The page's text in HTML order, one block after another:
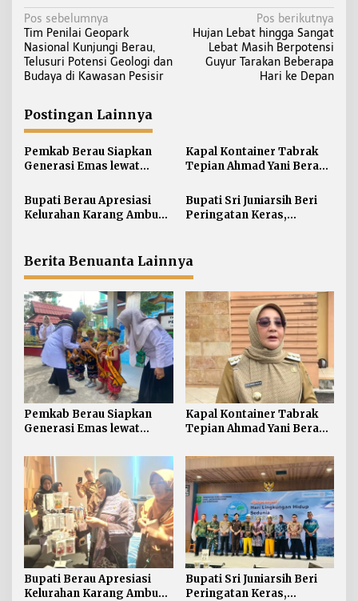
N
a
v
i
a
s
i
p
o
s
Pos sebelumnya
Tim Penilai Geopark
Nasional Kunjungi Berau,
Telusuri Potensi Geologi dan
Budaya di Kawasan Pesisir
Pos berikutnya
Hujan Lebat hingga Sangat
Lebat Masih Berpotensi
Guyur Tarakan Beberapa
Hari ke Depan
Postingan Lainnya
Pemkab Berau Siapkan
Generasi Emas lewat
Kapal Kontainer Tabrak
Tepian Ahmad Yani Berau
Buka Suara Soal Ganti Rugi
Bupati Berau Apresiasi
Kelurahan Karang Ambun
Bupati Sri Juniarsih Beri
Peringatan Keras,
Berita Benuanta Lainnya
Pemkab Berau Siapkan
Generasi Emas lewat
Kapal Kontainer Tabrak
Tepian Ahmad Yani Berau
Buka Suara Soal Ganti Rugi
Bupati Berau Apresiasi
Kelurahan Karang Ambun
Bupati Sri Juniarsih Beri
Peringatan Keras,